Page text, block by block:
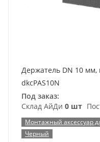
Держатель DN 10
dkcPAS10N
Под заказ:
Склад АйДи 0 шт
Монтажный аксессуар
Черный